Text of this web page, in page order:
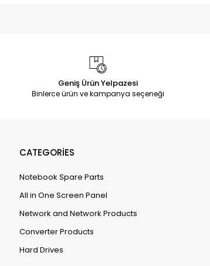
Geniş Ürün Yelpazesi
Binlerce ürün ve kampanya seçeneği
CATEGORİES
Notebook Spare Parts
All in One Screen Panel
Network and Network Products
Converter Products
Hard Drives